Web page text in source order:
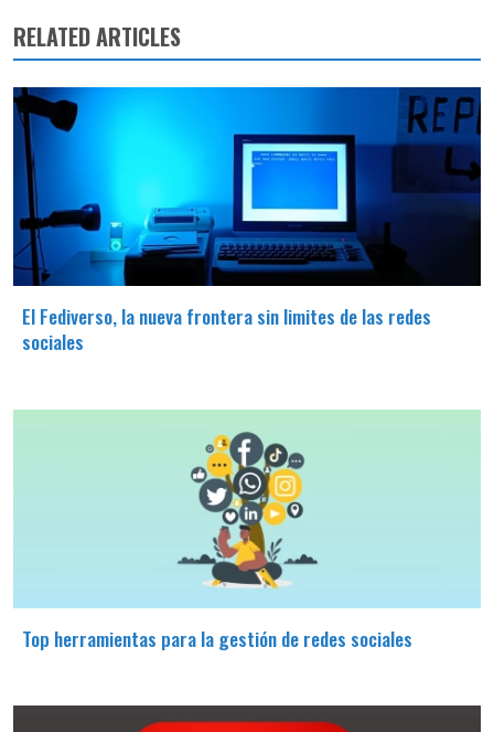
RELATED ARTICLES
El Fediverso, la nueva frontera sin limites de las redes
sociales
Top herramientas para la gestión de redes sociales